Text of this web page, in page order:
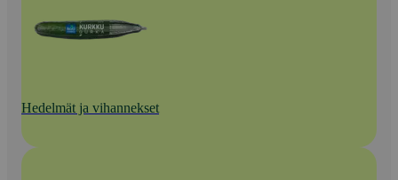
Hedelmät ja vihannekset